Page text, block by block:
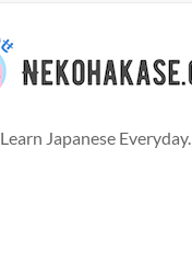
Learn Japanese Everyday.